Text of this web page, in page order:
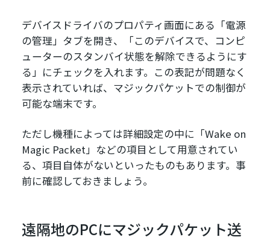
デバイスドライバのプロパティ画面にある「電源
の管理」タブを開き、「このデバイスで、コンピ
ューターのスタンバイ状態を解除できるようにす
る」にチェックを入れます。この表記が問題なく
表示されていれば、マジックパケットでの制御が
可能な端末です。
ただし機種によっては詳細設定の中に「Wake on
Magic Packet」などの項目として用意されてい
る、項目自体がないといったものもあります。事
前に確認しておきましょう。
遠隔地のPCにマジックパケット送